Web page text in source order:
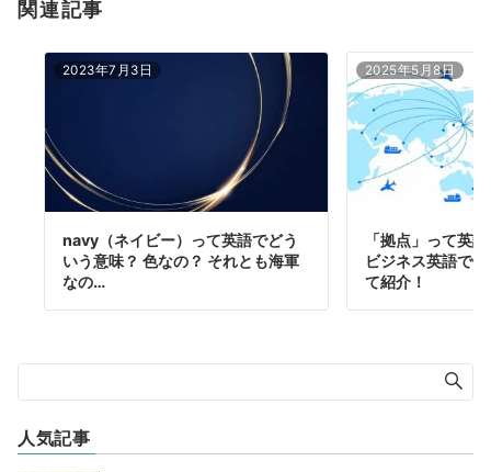
関連記事
2023年7月3日
navy（ネイビー）って英語でどう
いう意味？ 色なの？ それとも海軍
なの…
2025年5月8日
「拠点」って英
ビジネス英語で
て紹介！
人気記事